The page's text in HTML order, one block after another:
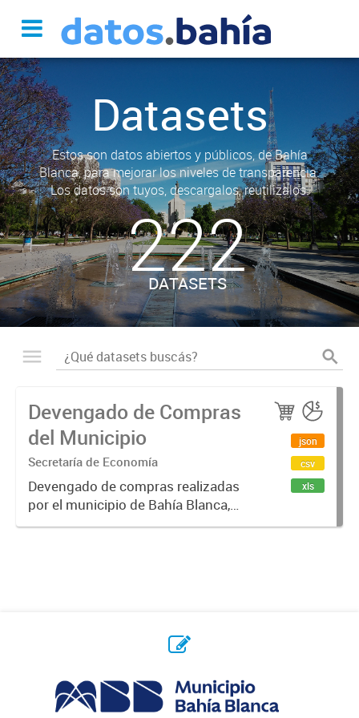
Datasets
Estos son datos abiertos y públicos, de Bahía
Blanca, para mejorar los niveles de transparencia.
Los datos son tuyos, descargalos, reutilizalos.
222
DATASETS
Devengado de Compras
del Municipio
Secretaría de Economía
Devengado de compras realizadas
por el municipio de Bahía Blanca,
por año y proveedor. Un monto
json
csv
xls